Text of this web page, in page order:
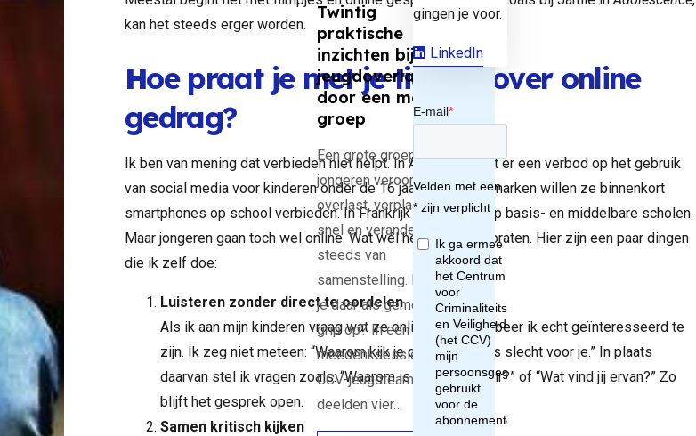
keek
kan het steeds erger worden.
Hoe praat je met je tieners over online
gedrag?
Ik ben van mening dat verbieden niet helpt. In Australië komt er een verbod op het gebruik
van social media voor kinderen onder de 16 jaar, en in Denemarken willen ze binnenkort
smartphones op school verbieden. In Frankrijk is dat al zo op basis- en middelbare scholen.
Maar jongeren gaan toch wel online. Wat wél helpt? Samen praten. Hier zijn een paar dingen
die ik zelf doe:
Luisteren zonder direct te oordelen
Als ik aan mijn kinderen vraag wat ze online kijken, probeer ik echt geïnteresseerd te
zijn. Ik zeg niet meteen: “Waarom kijk je dat?” of “Dat is slecht voor je.” In plaats
daarvan stel ik vragen zoals: “Waarom is dit zo populair?” of “Wat vind jij ervan?” Zo
blijft het gesprek open.
Samen kritisch kijken
Twintig
praktische
inzichten bij
jeugdoverlast
door een mobiele
groep
Een grote groep
jongeren veroorzaakt
overlast, verplaatst zich
snel en verandert
steeds van
samenstelling. Hoe krijg
je daar als gemeente
grip op? In een
meedenksessie van het
CCV-jeugdteam
deelden vier…
gingen je voor.
LinkedIn